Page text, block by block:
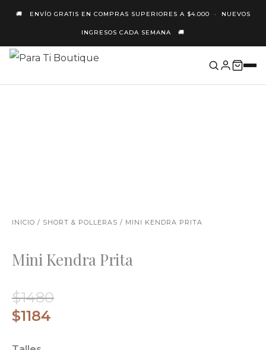
🚚 ENVÍO GRATIS EN COMPRAS SUPERIORES A $4.000 · NUEVOS
INGRESOS CADA SEMANA 🚚
Contenido
INICIO / SHORT & POLLERAS / MINI KENDRA PRITA
Mini Kendra Prita
$1480
El
Precio
$1184
El
Precio